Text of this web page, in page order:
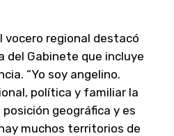
vocero regional destacó
del Gabinete que incluye
“Yo soy angelino.
política y familiar la
geográfica y es
muchos territorios de